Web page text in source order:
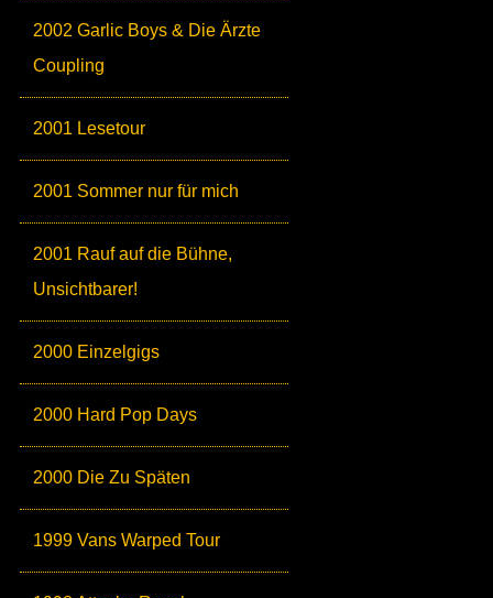
2002 Garlic Boys & Die Ärzte
Coupling
2001 Lesetour
2001 Sommer nur für mich
2001 Rauf auf die Bühne,
Unsichtbarer!
2000 Einzelgigs
2000 Hard Pop Days
2000 Die Zu Späten
1999 Vans Warped Tour